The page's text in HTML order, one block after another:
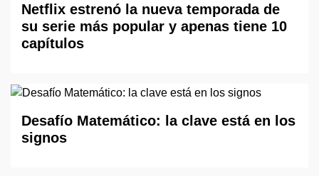
Netflix estrenó la nueva temporada de
su serie más popular y apenas tiene 10
capítulos
Desafío Matemático: la clave está en los
signos